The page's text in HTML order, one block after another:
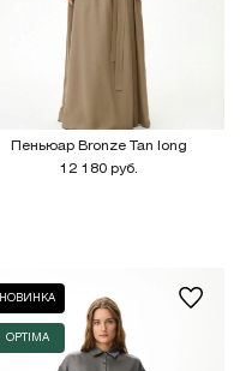
Пеньюар Bronze Tan long
12 180 руб.
НОВИНКА
OPTIMA